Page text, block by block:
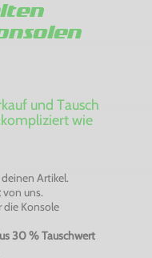
und Tausch
wie
deinen Artikel.
von uns.
die Konsole
30 % Tauschwert